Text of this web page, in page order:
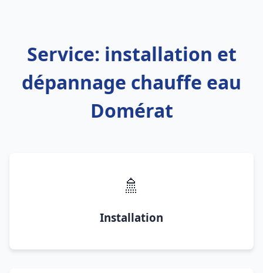
Service: installation et
dépannage chauffe eau
Domérat
🚿
Installation